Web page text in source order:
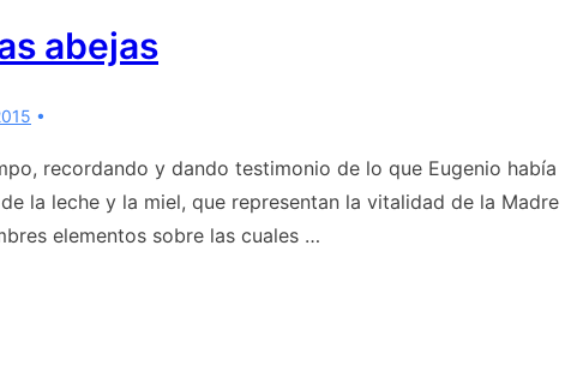
abejas
recordando y dando testimonio de lo que Eugenio había
la leche y la miel, que representan la vitalidad de la Madre
elementos sobre las cuales …